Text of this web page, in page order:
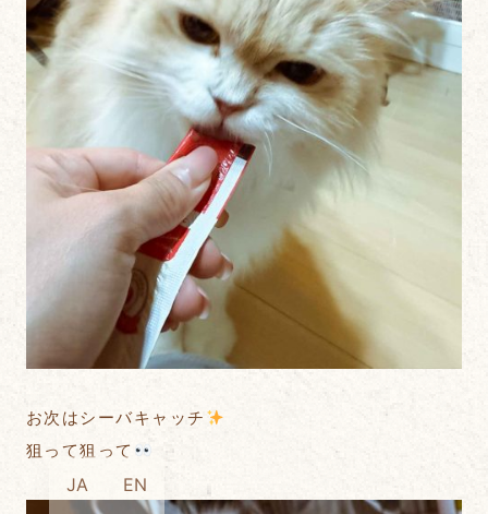
お次はシーバキャッチ
狙って狙って
JA EN